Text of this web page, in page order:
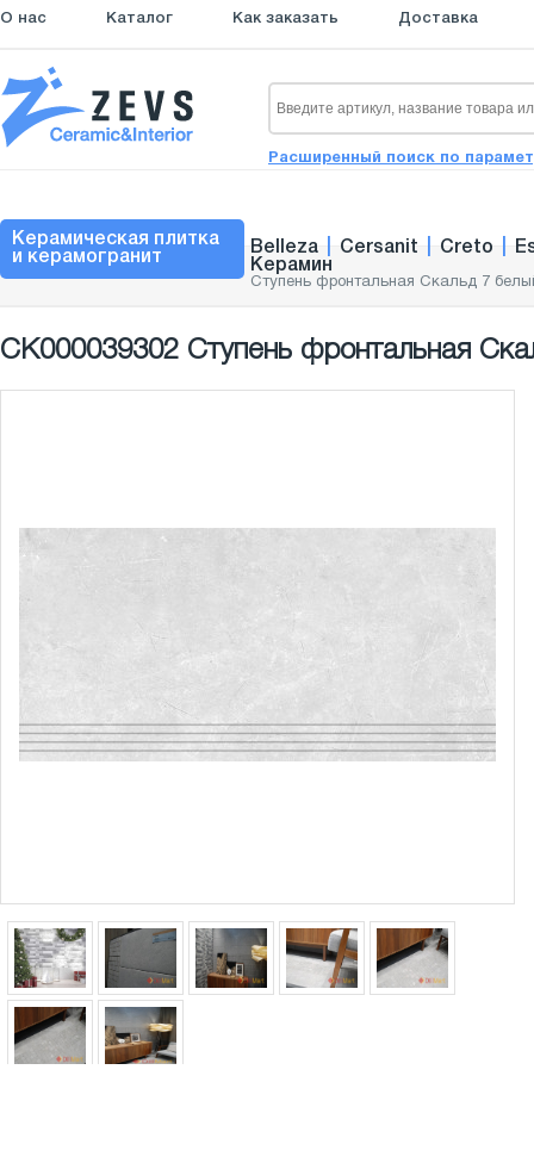
О нас Каталог Как заказать Доставка
Расширенный поиск по
Керамическая плитка
и керамогранит
Belleza Cersanit Creto
Керамин
Ступень фронтальная Скальд 7
СК000039302 Ступень фронтальная